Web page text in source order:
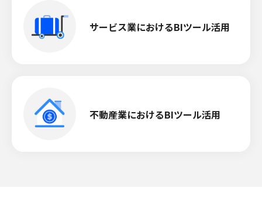
サービス業におけるBIツール活用
不動産業におけるBIツール活用